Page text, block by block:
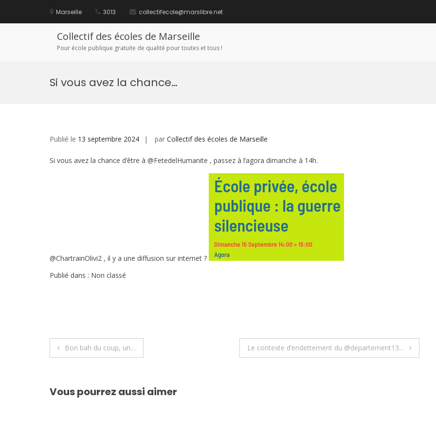
contenu
Marseille 3013 collectifecole@marslibre.net
Collectif des écoles de Marseille
Pour école publique gratuite de qualité pour toutes et tous !
Si vous avez la chance…
Publié le 13 septembre 2024 par Collectif des écoles de Marseille
Si vous avez la chance d’être à @FetedelHumanite , passez à l’agora dimanche à 14h.
@ChartrainOlivi2 , il y a une diffusion sur internet ?
Publié dans : Non classé
Navigation
l’article
Bon bah du coup, un… Le contexte d’endettement du @departement13…
Vous pourrez aussi aimer